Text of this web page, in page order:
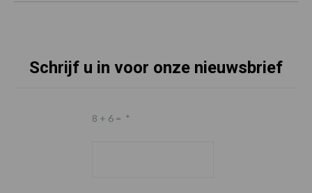
Schrijf u in voor onze nieuwsbrief
8 + 6 = *